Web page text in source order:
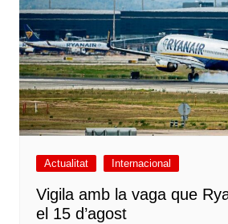
Actualitat Internacional
Vigila amb la vaga que
el 15 d’agost